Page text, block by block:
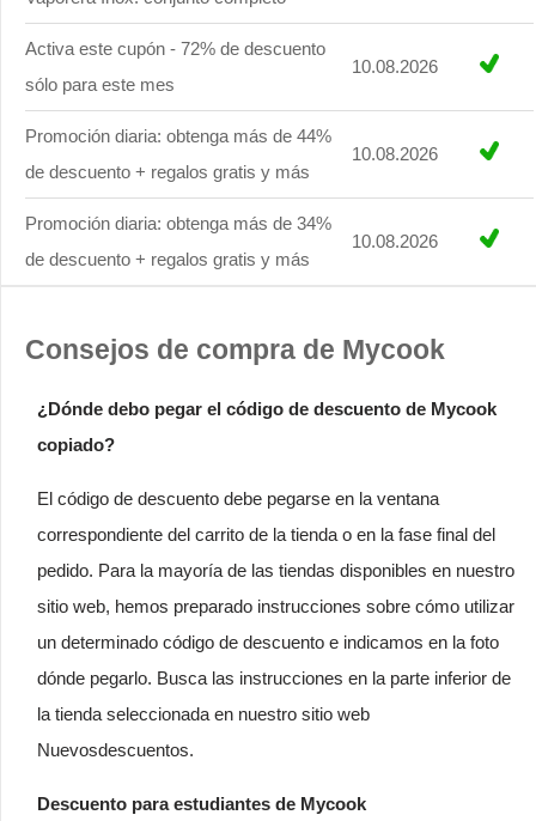
Activa este cupón - 72% de descuento
sólo para este mes
10.08.2026
Promoción diaria: obtenga más de 44%
de descuento + regalos gratis y más
10.08.2026
Promoción diaria: obtenga más de 34%
de descuento + regalos gratis y más
10.08.2026
Consejos de compra de Mycook
¿Dónde debo pegar el código de descuento de Mycook
copiado?
El código de descuento debe pegarse en la ventana
correspondiente del carrito de la tienda o en la fase final del
pedido. Para la mayoría de las tiendas disponibles en nuestro
sitio web, hemos preparado instrucciones sobre cómo utilizar
un determinado código de descuento e indicamos en la foto
dónde pegarlo. Busca las instrucciones en la parte inferior de
la tienda seleccionada en nuestro sitio web
Nuevosdescuentos.
Descuento para estudiantes de Mycook